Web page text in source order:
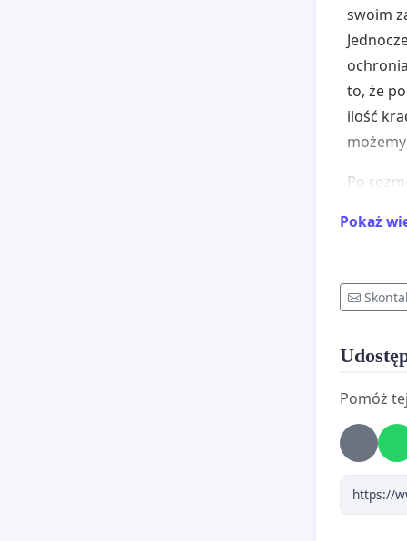
swoim
to, że
ilość
Po
Kamery
Tylko
Tomasz
Pokaż
Pomóż